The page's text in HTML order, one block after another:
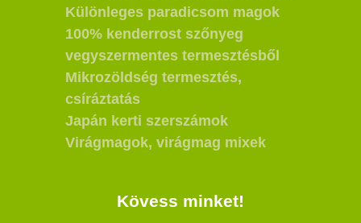
Különleges paradicsom magok
100% kenderrost szőnyeg
vegyszermentes termesztésből
Mikrozöldség termesztés,
csíráztatás
Japán kerti szerszámok
Virágmagok, virágmag mixek
Kövess minket!